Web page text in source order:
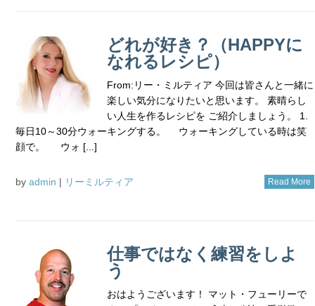
どれが好き？（HAPPYに
なれるレシピ）
From:リー・ミルティア 今回は皆さんと一緒に
楽しい気分になりたいと思います。 素晴らし
い人生を作るレシピを ご紹介しましょう。 1.
毎日10～30分ウォーキングする。 ウォーキングしている時は笑
顔で。 ウォ [...]
by admin | リーミルティア Read More
仕事ではなく練習をしよ
う
おはようございます！ マット・フューリーで